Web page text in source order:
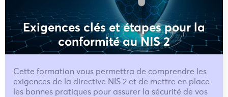
Exigences clés et étapes pour la
conformité au NIS 2
Cette formation vous permettra de comprendre les
exigences de la directive NIS 2 et de mettre en place
les bonnes pratiques pour assurer la sécurité de vos